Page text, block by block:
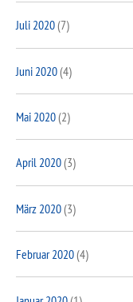
Juli 2020(7)
Juni 2020(4)
Mai 2020(2)
April 2020(3)
März 2020(3)
Februar 2020(4)